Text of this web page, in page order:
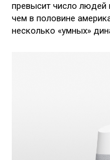
превысит число людей
чем в половине
несколько «умных»